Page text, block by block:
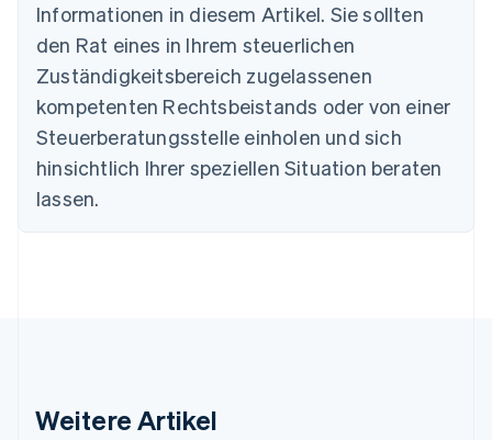
Informationen in diesem Artikel. Sie sollten
den Rat eines in Ihrem steuerlichen
Zuständigkeitsbereich zugelassenen
kompetenten Rechtsbeistands oder von einer
Steuerberatungsstelle einholen und sich
hinsichtlich Ihrer speziellen Situation beraten
lassen.
Weitere Artikel
Estland
English
Festlandchina
简体中文 English
Finnland
EnglishSvenska
FrançaisEnglish
Gibraltar
Japan